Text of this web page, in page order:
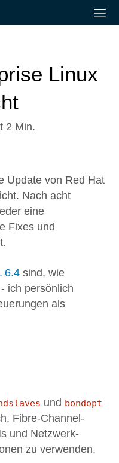
Linux
2 Min.
Update von Red Hat
Nach acht
eine
Fixes und
6.4 sind, wie
ich persönlich
als
und bondopt
Fibre-Channel-
und Netzwerk-
zu verwenden.